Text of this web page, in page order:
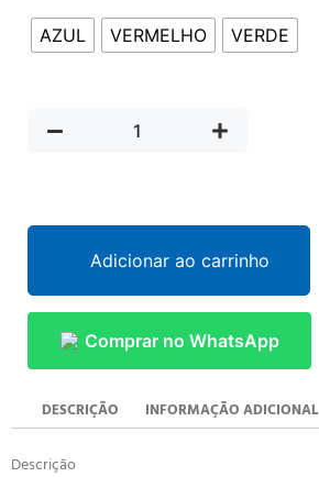
AZUL VERMELHO VERDE
Adicionar ao carrinho
Comprar no WhatsApp
DESCRIÇÃO INFORMAÇÃO ADICIONAL
Descrição